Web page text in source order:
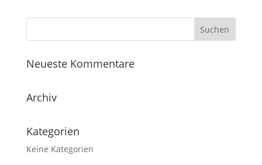
Neueste Kommentare
Archiv
Kategorien
Keine Kategorien